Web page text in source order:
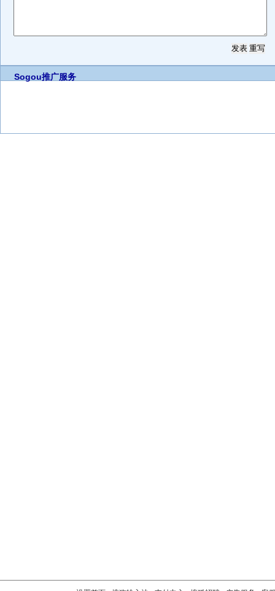
Sogou推广服务